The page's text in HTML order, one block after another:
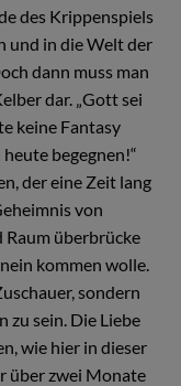
des Krippenspiels
und in die Welt der
dann muss man
dar. „Gott sei
keine Fantasy
begegnen!“
der eine Zeit lang
von
Raum überbrücke
kommen wolle.
sondern
zu sein. Die Liebe
wie hier in dieser
über zwei Monate